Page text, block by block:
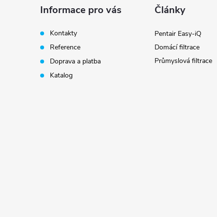
Informace pro vás
Kontakty
Reference
Doprava a platba
Katalog
Články
Pentair Easy-iQ
Domácí filtrace
Průmyslová filtrace